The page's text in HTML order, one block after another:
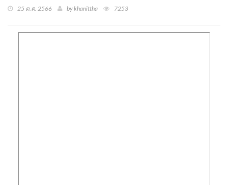
25 ต.ค. 2566 by khanittha 7253